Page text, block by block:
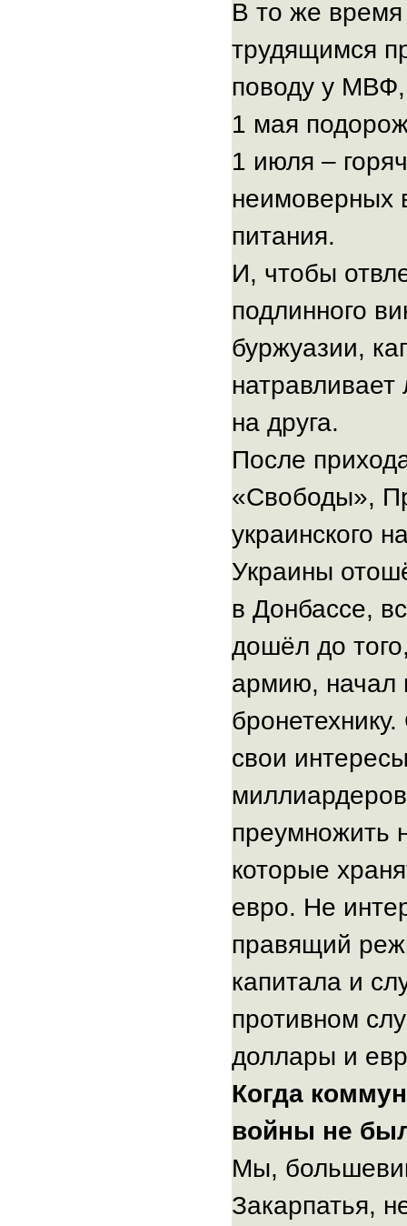
В то же
трудящимся
поводу у
1 мая
1 июля –
неимоверных
питания.
И, чтобы
подлинного
буржуазии,
на друга.
После
«Свободы»,
украинского
Украины
в Донбассе,
дошёл до
армию, начал
свои
преумножить
которые
евро. Не
правящий
капитала и
противном
доллары и
Когда
войны не
Мы,
Закарпатья,